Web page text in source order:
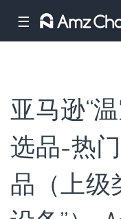
☰
亚马逊“
选品-热
品（上级